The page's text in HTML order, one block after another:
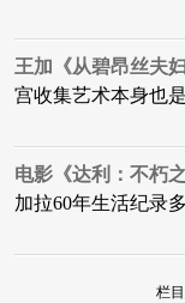
王加《从碧昂丝夫
宫收集艺术本身也
电影《达利：不朽
加拉60年生活纪录
栏